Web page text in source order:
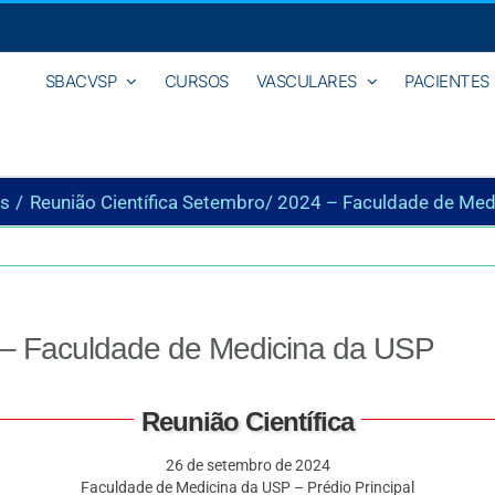
SBACVSP CURSOS VASCULARES PACIENTES
Reunião Científica Setembro/ 2024 – Faculdade de
Faculdade de Medicina da USP
Reunião Científica
26 de setembro de 2024
Faculdade de Medicina da USP – Prédio Principal